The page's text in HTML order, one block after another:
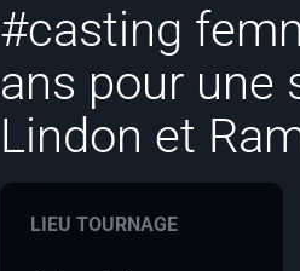
#casting
ans pour une
Lindon et
LIEU TOURNAGE